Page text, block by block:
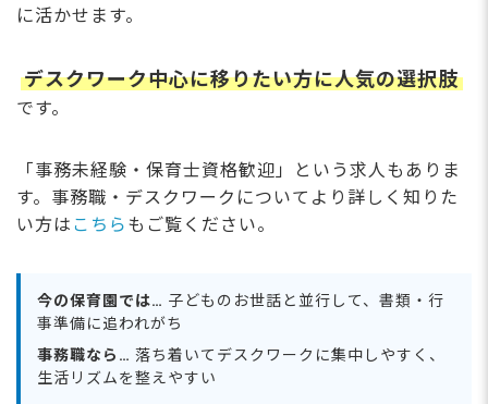
に活かせます。
デスクワーク中心に移りたい方に人気の選択肢
です。
「事務未経験・保育士資格歓迎」という求人もありま
す。事務職・デスクワークについてより詳しく知りた
い方は こちら もご覧ください。
今の保育園では… 子どものお世話と並行して、書類・行
事準備に追われがち
事務職なら… 落ち着いてデスクワークに集中しやすく、
生活リズムを整えやすい